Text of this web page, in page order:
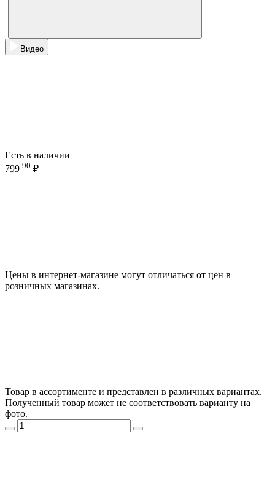
Видео
Есть в наличии
799 90 ₽
Цены в интернет-магазине могут отличаться от цен в
розничных магазинах.
Товар в ассортименте и представлен в различных вариантах.
Полученный товар может не соответствовать варианту на
фото.